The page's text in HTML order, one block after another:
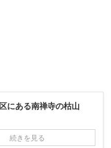
にある南禅寺の枯山
続きを見る